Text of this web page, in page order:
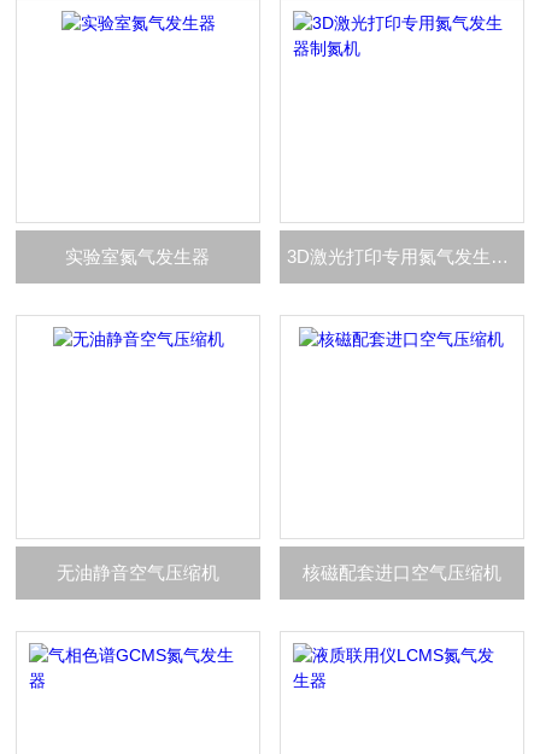
实验室氮气发生器 3D激光打印专用氮气发生器制氮机
无油静音空气压缩机 核磁配套进口空气压缩机